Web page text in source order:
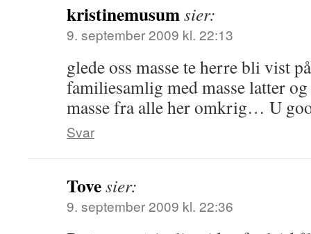
kristinemusumsier:
9. september 2009 kl. 22:13
glede oss masse te herre bli vist
familiesamlig med masse latter
masse fra alle her omkrig… U
Svar
Tovesier:
9. september 2009 kl. 22:36